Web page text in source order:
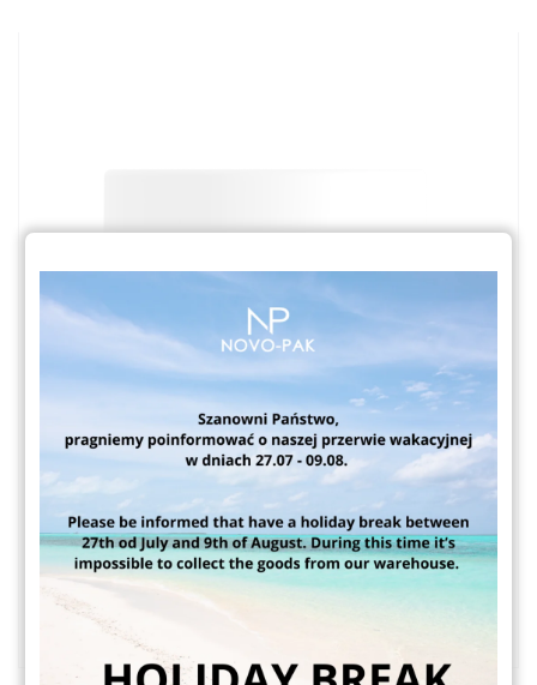
Venus S3500 250ml
Słoiki kosmetyczne